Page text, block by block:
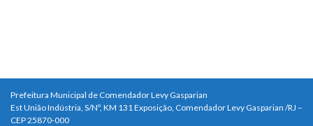
Prefeitura Municipal de Comendador Levy Gasparian
Est União Indústria, S/Nº, KM 131 Exposição, Comendador Levy Gasparian /RJ –
CEP 25870-000